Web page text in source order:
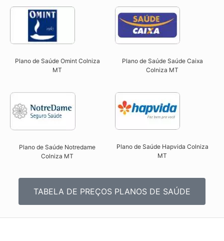
Plano de Saúde Omint Colniza
MT​
Plano de Saúde Saúde Caixa
Colniza MT​
Plano de Saúde Notredame
Colniza MT​
Plano de Saúde Hapvida Colniza
MT​
TABELA DE PREÇOS PLANOS DE SAÚDE